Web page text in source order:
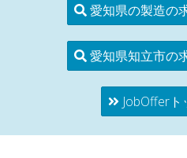
愛知県の製造の
愛知県知立市の
JobOffer